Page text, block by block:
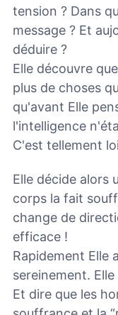
tension ? Dans
message ? Et
déduire ?
Elle découvre
plus de choses
qu'avant Elle
l'intelligence
C'est tellement
Elle décide alors
corps la fait
change de
efficace !
Rapidement Elle
sereinement.
Et dire que les